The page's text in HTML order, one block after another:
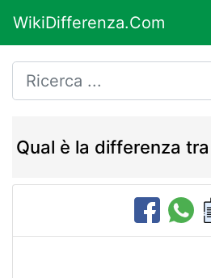
WikiDifferenza.Com
Qual è la differenza